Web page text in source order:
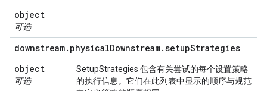
object
可选
downstream. physicalDownstream.setupStrategies
object
可选
SetupStrategies 包含有关尝试的每个设置策略
的执行信息。它们在此列表中显示的顺序与规范